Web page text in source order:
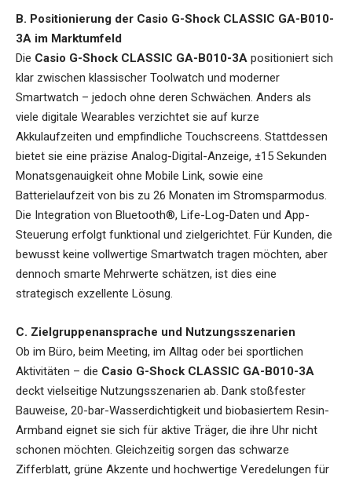
B. Positionierung der Casio G-Shock CLASSIC GA-B010-
3A im Marktumfeld
Die Casio G-Shock CLASSIC GA-B010-3A positioniert sich
klar zwischen klassischer Toolwatch und moderner
Smartwatch – jedoch ohne deren Schwächen. Anders als
viele digitale Wearables verzichtet sie auf kurze
Akkulaufzeiten und empfindliche Touchscreens. Stattdessen
bietet sie eine präzise Analog-Digital-Anzeige, ±15 Sekunden
Monatsgenauigkeit ohne Mobile Link, sowie eine
Batterielaufzeit von bis zu 26 Monaten im Stromsparmodus.
Die Integration von Bluetooth®, Life-Log-Daten und App-
Steuerung erfolgt funktional und zielgerichtet. Für Kunden, die
bewusst keine vollwertige Smartwatch tragen möchten, aber
dennoch smarte Mehrwerte schätzen, ist dies eine
strategisch exzellente Lösung.
C. Zielgruppenansprache und Nutzungsszenarien
Ob im Büro, beim Meeting, im Alltag oder bei sportlichen
Aktivitäten – die Casio G-Shock CLASSIC GA-B010-3A
deckt vielseitige Nutzungsszenarien ab. Dank stoßfester
Bauweise, 20-bar-Wasserdichtigkeit und biobasiertem Resin-
Armband eignet sie sich für aktive Träger, die ihre Uhr nicht
schonen möchten. Gleichzeitig sorgen das schwarze
Zifferblatt, grüne Akzente und hochwertige Veredelungen für